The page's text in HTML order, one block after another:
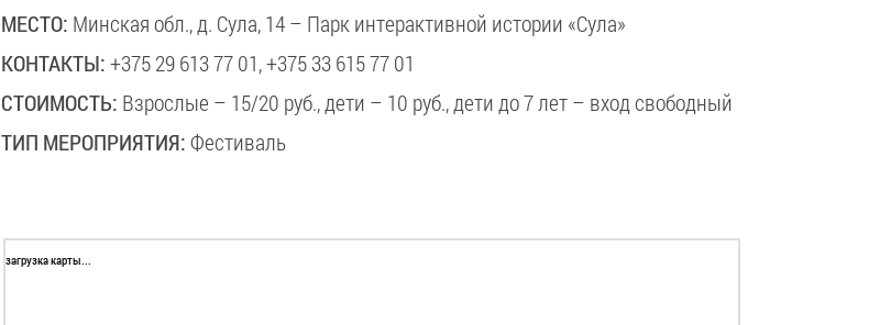
МЕСТО: Минская обл., д. Сула, 14 – Парк интерактивной истории «Сула»
КОНТАКТЫ:+375 29 613 77 01, +375 33 615 77 01
СТОИМОСТЬ: Взрослые – 15/20 руб., дети – 10 руб., дети до 7 лет – вход свободный
ТИП МЕРОПРИЯТИЯ:Фестиваль
загрузка карты...